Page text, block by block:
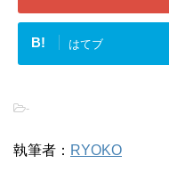
B! はてブ
-
執筆者： RYOKO